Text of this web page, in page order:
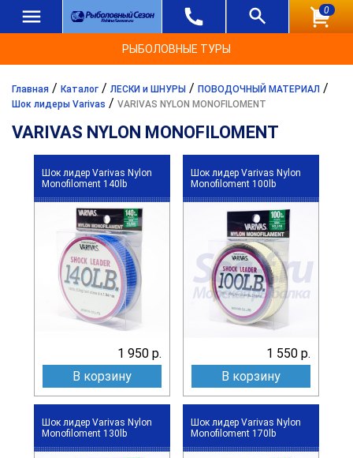
0
РЫБОЛОВНЫЕ ТУРЫ
Главная / Каталог / ЛЕСКИ и ШНУРЫ / ПОВОДОЧНЫЙ МАТЕРИАЛ /
Шок лидеры Varivas / VARIVAS NYLON MONOFILOMENT
VARIVAS NYLON MONOFILOMENT
Шок лидер Varivas Nylon
Monofiloment 140lb
1 950 р.
В корзину
Шок лидер Varivas Nylon
Monofiloment 100lb
1 550 р.
В корзину
Шок лидер Varivas Nylon
Monofiloment 130lb
Шок лидер Varivas Nylon
Monofiloment 170lb